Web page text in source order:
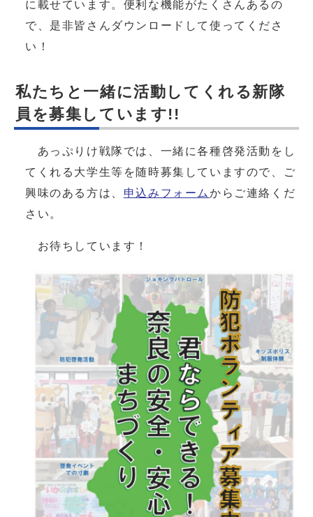
に載せています。便利な機能がたくさんあるの
で、是非皆さんダウンロードして使ってくださ
い！
私たちと一緒に活動してくれる新隊
員を募集しています!!
あっぷりけ戦隊では、一緒に各種啓発活動をし
てくれる大学生等を随時募集していますので、ご
興味のある方は、 申込みフォームからご連絡くだ
さい。
お待ちしています！